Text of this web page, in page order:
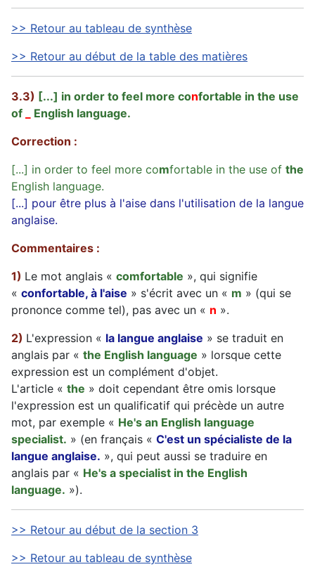
>> Retour au tableau de synthèse
>> Retour au début de la table des matières
3.3) [...] in order to feel more confortable in the use
of
English language.
Correction :
[...] in order to feel more comfortable in the use of the
English language.
[...] pour être plus à l'aise dans l'utilisation de la langue
anglaise.
Commentaires :
1) Le mot anglais « comfortable », qui signifie
« confortable, à l'aise » s'écrit avec un « m » (qui se
prononce comme tel), pas avec un « n ».
2) L'expression « la langue anglaise » se traduit en
anglais par « the English language » lorsque cette
expression est un complément d'objet.
L'article « the » doit cependant être omis lorsque
l'expression est un qualificatif qui précède un autre
mot, par exemple « He's an English language
specialist. » (en français « C'est un spécialiste de la
langue anglaise. », qui peut aussi se traduire en
anglais par « He's a specialist in the English
language. »).
>> Retour au début de la section 3
>> Retour au tableau de synthèse